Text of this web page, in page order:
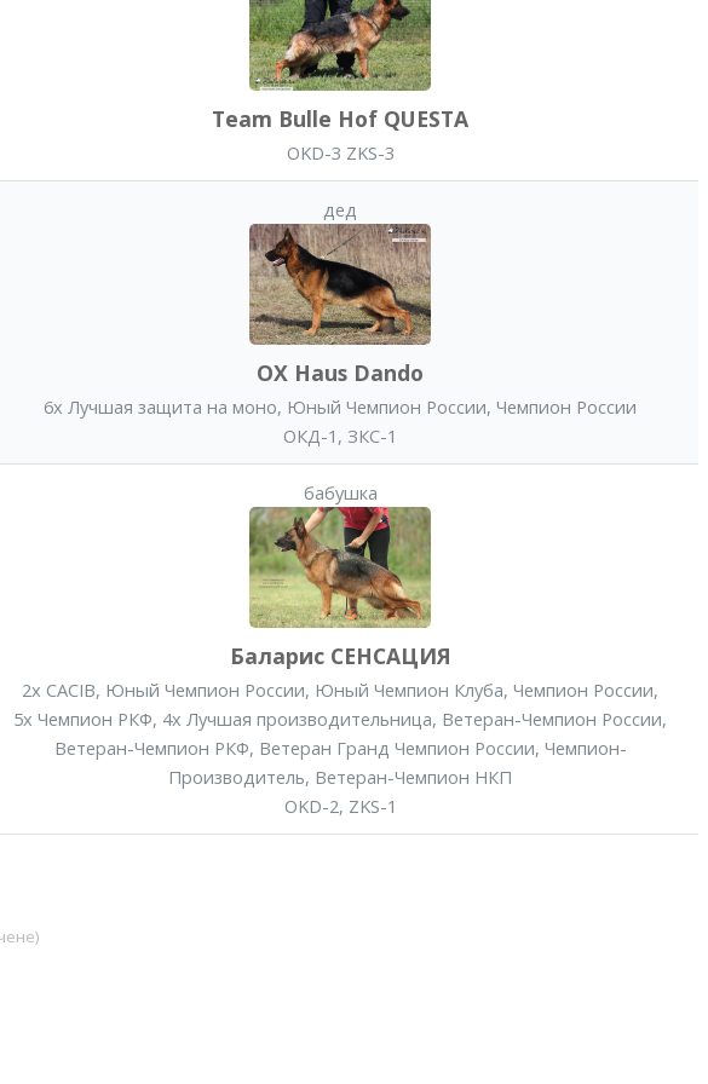
Team Bulle Hof QUESTA
OKD-3 ZKS-3
дед
OX Haus Dando
6x Лучшая защита на моно, Юный Чемпион России,Чемпион России
ОКД-1, ЗКС-1
бабушка
Баларис СЕНСАЦИЯ
2x CACIB, Юный Чемпион России, Юный Чемпион Клуба,Чемпион России,
5x Чемпион РКФ, 4x Лучшая производительница, Ветеран-Чемпион России,
Ветеран-Чемпион РКФ, Ветеран Гранд Чемпион России, Чемпион-
Производитель, Ветеран-Чемпион НКП
OKD-2, ZKS-1